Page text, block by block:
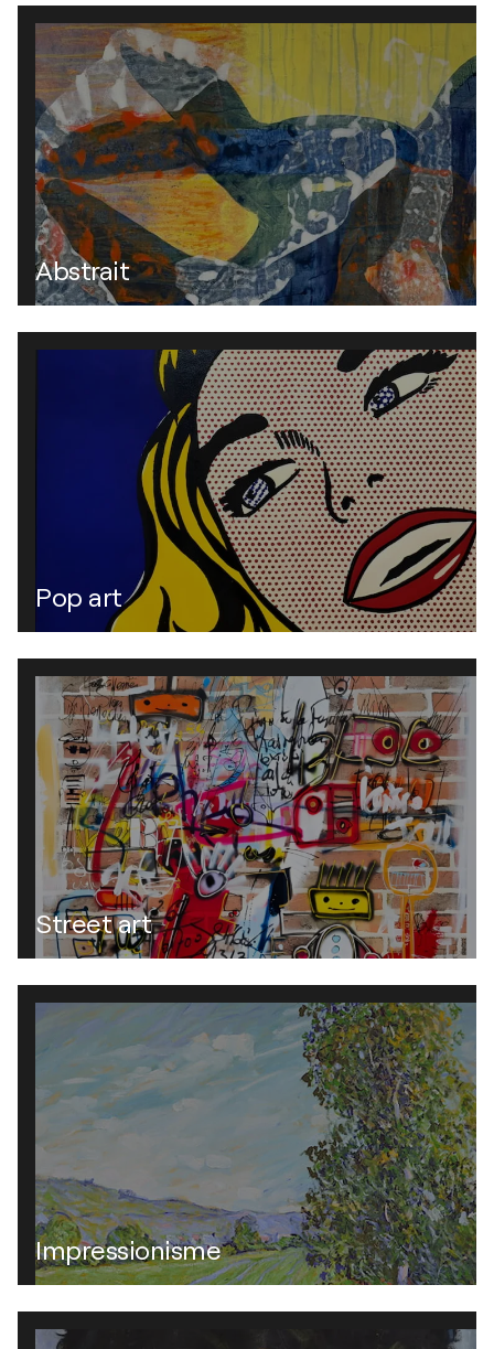
Abstrait
Pop art
Street art
Impressionisme